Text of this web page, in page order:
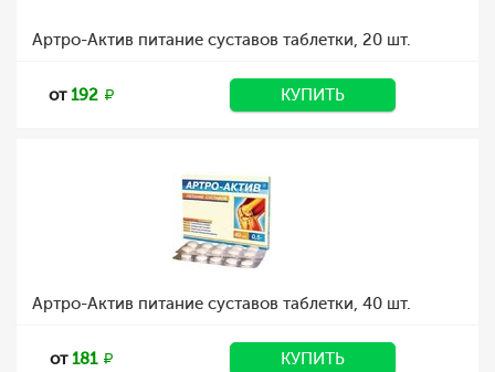
Артро-Актив питание суставов таблетки, 20 шт.
от192 КУПИТЬ
Артро-Актив питание суставов таблетки, 40 шт.
от181 КУПИТЬ